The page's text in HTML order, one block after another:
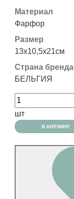
Материал
Фарфор
Размер
13x10,5x21см
Страна бренда
БЕЛЬГИЯ
шт
В КОРЗИНУ